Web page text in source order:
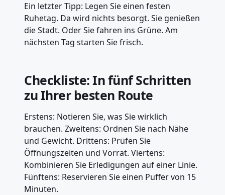
Ein letzter Tipp: Legen Sie einen festen
Ruhetag. Da wird nichts besorgt. Sie genießen
die Stadt. Oder Sie fahren ins Grüne. Am
nächsten Tag starten Sie frisch.
Checkliste: In fünf Schritten
zu Ihrer besten Route
Erstens: Notieren Sie, was Sie wirklich
brauchen. Zweitens: Ordnen Sie nach Nähe
und Gewicht. Drittens: Prüfen Sie
Öffnungszeiten und Vorrat. Viertens:
Kombinieren Sie Erledigungen auf einer Linie.
Fünftens: Reservieren Sie einen Puffer von 15
Minuten.